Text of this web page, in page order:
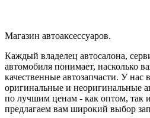
Магазин автоаксессуаров.
Каждый владелец автосалона,
автомобиля понимает, насколько
качественные автозапчасти. У
оригинальные и неоригинальные
по лучшим ценам - как оптом, так
предлагаем вам широкий выбор